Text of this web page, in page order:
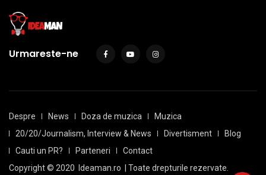
Urmareste-ne
Despre News Doza de muzica
Muzica
20/20/Journalism, Interview & News
Divertisment
Blog
Cauti un PR?
Parteneri
Contact
Copyright © 2020
Ideaman.ro | Toate drepturile rezervate.